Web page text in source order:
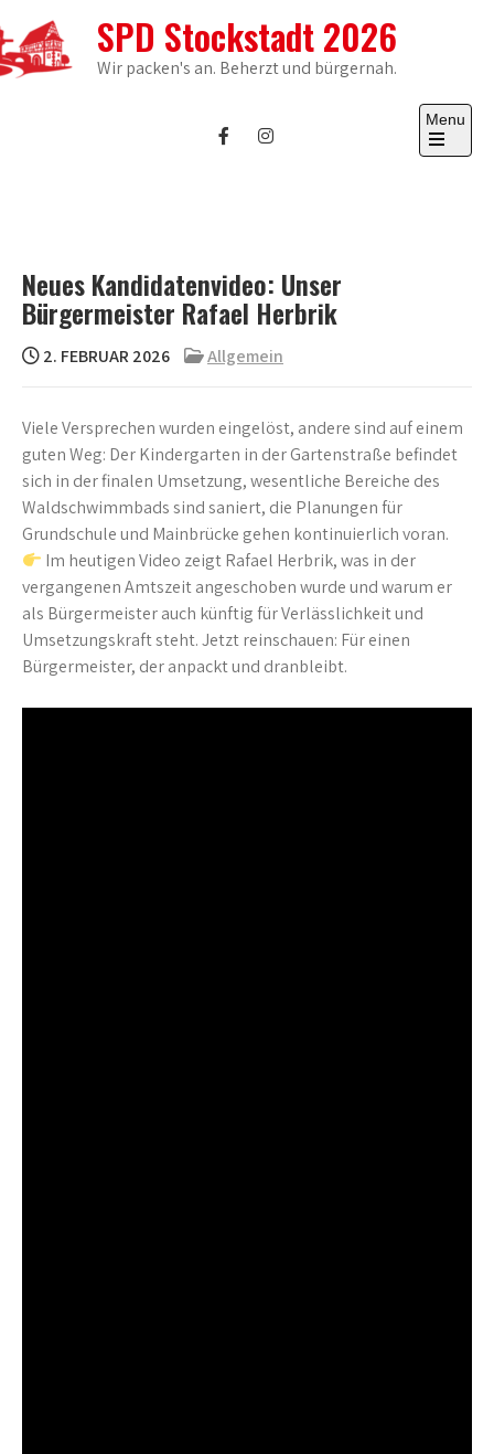
to
content
SPD Stockstadt 2026
Wir packen's an. Beherzt und bürgernah.
Menu
Open
Neues Kandidatenvideo: Unser
Bürgermeister Rafael Herbrik
2. FEBRUAR 2026 Allgemein
Viele Versprechen wurden eingelöst, andere sind auf einem
guten Weg: Der Kindergarten in der Gartenstraße befindet
sich in der finalen Umsetzung, wesentliche Bereiche des
Waldschwimmbads sind saniert, die Planungen für
Grundschule und Mainbrücke gehen kontinuierlich voran.
Im heutigen Video zeigt Rafael Herbrik, was in der
vergangenen Amtszeit angeschoben wurde und warum er
als Bürgermeister auch künftig für Verlässlichkeit und
Umsetzungskraft steht. Jetzt reinschauen: Für einen
Bürgermeister, der anpackt und dranbleibt.